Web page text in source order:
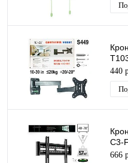
20 кг
440
C3-
ТВ/
666